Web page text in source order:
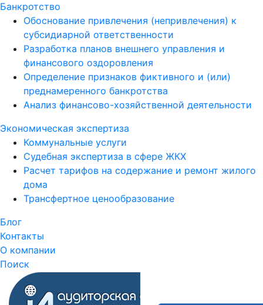
Банкротство
Обоснование привлечения (непривлечения) к
субсидиарной ответственности
Разработка планов внешнего управления и
финансового оздоровления
Определение признаков фиктивного и (или)
преднамеренного банкротства
Анализ финансово-хозяйственной деятельности
Экономическая экспертиза
Коммунальные услуги
Судебная экспертиза в сфере ЖКХ
Расчет тарифов на содержание и ремонт жилого
дома
Трансфертное ценообразование
Блог
Контакты
О компании
Поиск